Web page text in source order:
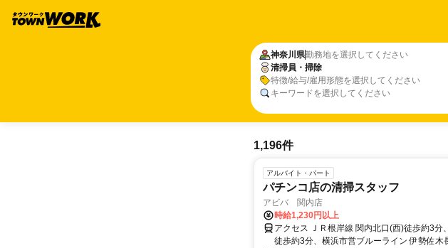
神奈川県勤務地を選択してください
清掃員・掃除
特徴/給与/雇用形態を選択してください
キーワードを選択してください
1,196件
アルバイト・パート
パチンコ店の清掃スタッフ
アビバ 関内店
時給1,230円以上
アクセス ＪＲ根岸線 関内北口(西)徒歩約3
徒歩約3分、横浜市営ブルーライン 伊勢佐木